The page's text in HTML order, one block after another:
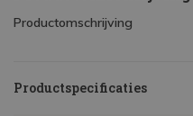
Productomschrijving
Productspecificaties